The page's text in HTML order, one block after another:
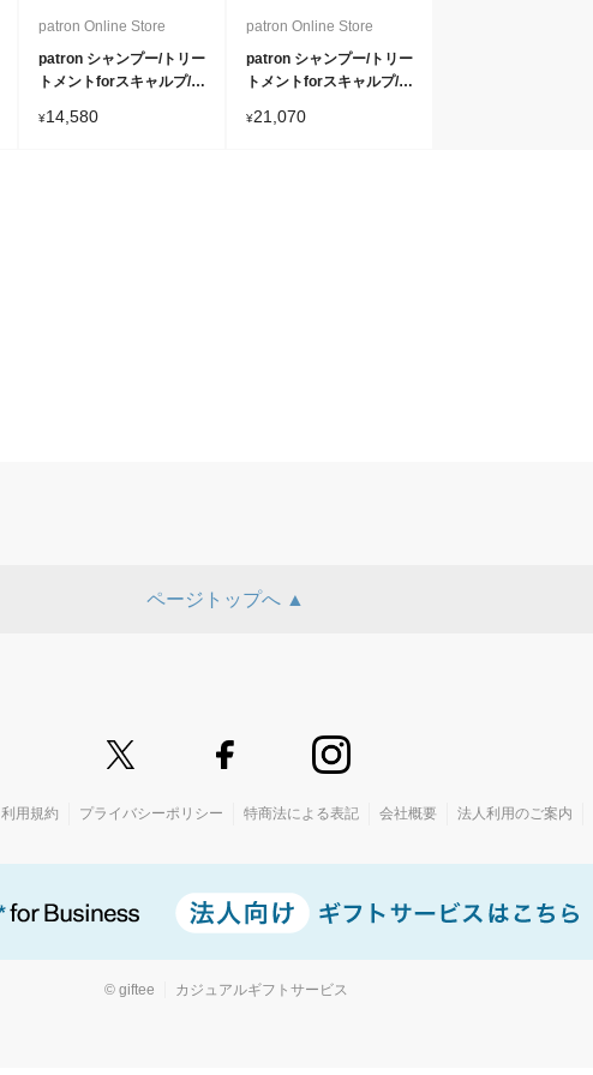
patron Online Store
patron シャンプー/トリー
トメントforスキャルプ/ト
¥14,580
patron Online Store
patron シャンプー/トリー
トメントforスキャルプ/ト
ハンス
¥21,070
ページトップへ ▲
利用規約 プライバシーポリシー 特商法による表記 会社概要 法人利用のご案内
© giftee カジュアルギフトサービス